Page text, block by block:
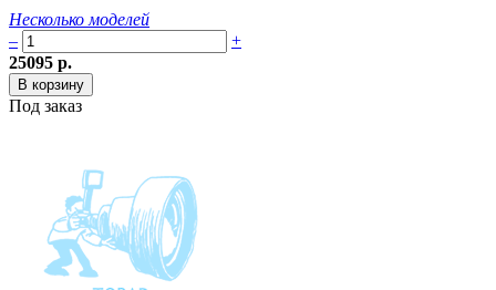
Несколько моделей
–
+
25095 р.
Под заказ